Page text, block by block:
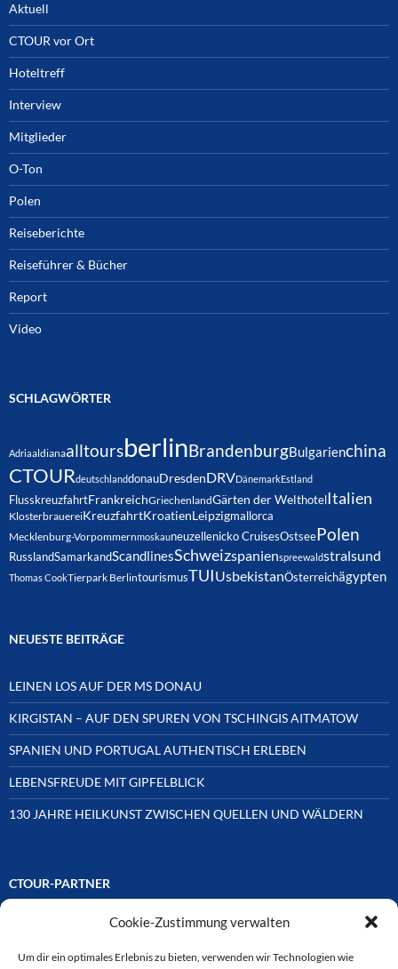
Cookie-Zustimmung verwalten
Um dir ein optimales Erlebnis zu bieten, verwenden wir Technologien wie
Aktuell
CTOUR vor Ort
Hoteltreff
Interview
Mitglieder
O-Ton
Polen
Reiseberichte
Reiseführer & Bücher
Report
Video
SCHLAGWÖRTER
AdriaaldianaalltoursberlinBrandenburgBulgarienchina
CTOURdeutschlanddonauDresdenDRVDänemarkEstland
FlusskreuzfahrtFrankreichGriechenlandGärten der Welthotel Italien
KlosterbrauereiKreuzfahrtKroatienLeipzigmallorca
Mecklenburg-Vorpommernmoskauneuzellenicko CruisesOstseePolen
RusslandSamarkandScandlinesSchweizspanienspreewaldstralsund
Thomas CookTierpark BerlintourismusTUIUsbekistanÖsterreichägypten
NEUESTE BEITRÄGE
LEINEN LOS AUF DER MS DONAU
KIRGISTAN – AUF DEN SPUREN VON TSCHINGIS AITMATOW
SPANIEN UND PORTUGAL AUTHENTISCH ERLEBEN
LEBENSFREUDE MIT GIPFELBLICK
130 JAHRE HEILKUNST ZWISCHEN QUELLEN UND WÄLDERN
CTOUR-PARTNER
Unsere Reisejournalisten-Vereinigung ist über Mitglieder und
ausgewählten Partnern der Medien- und Tourismusbranche